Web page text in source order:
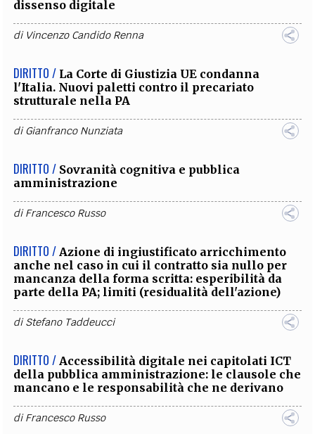
dissenso digitale
di Vincenzo Candido Renna
DIRITTO / La Corte di Giustizia UE condanna
l'Italia. Nuovi paletti contro il precariato
strutturale nella PA
diGianfranco Nunziata
DIRITTO / Sovranità cognitiva e pubblica
amministrazione
diFrancesco Russo
DIRITTO / Azione di ingiustificato arricchimento
anche nel caso in cui il contratto sia nullo per
mancanza della forma scritta: esperibilità da
parte della PA; limiti (residualità dell'azione)
diStefano Taddeucci
DIRITTO / Accessibilità digitale nei capitolati ICT
della pubblica amministrazione: le clausole che
mancano e le responsabilità che ne derivano
diFrancesco Russo